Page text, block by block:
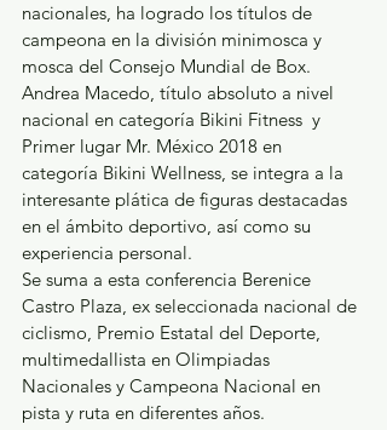
nacionales, ha logrado los títulos de
campeona en la división minimosca y
mosca del Consejo Mundial de Box.
Andrea Macedo, título absoluto a nivel
nacional en categoría Bikini Fitness  y
Primer lugar Mr. México 2018 en
categoría Bikini Wellness, se integra a la
interesante plática de figuras destacadas
en el ámbito deportivo, así como su
experiencia personal.
Se suma a esta conferencia Berenice
Castro Plaza, ex seleccionada nacional de
ciclismo, Premio Estatal del Deporte,
multimedallista en Olimpiadas
Nacionales y Campeona Nacional en
pista y ruta en diferentes años.